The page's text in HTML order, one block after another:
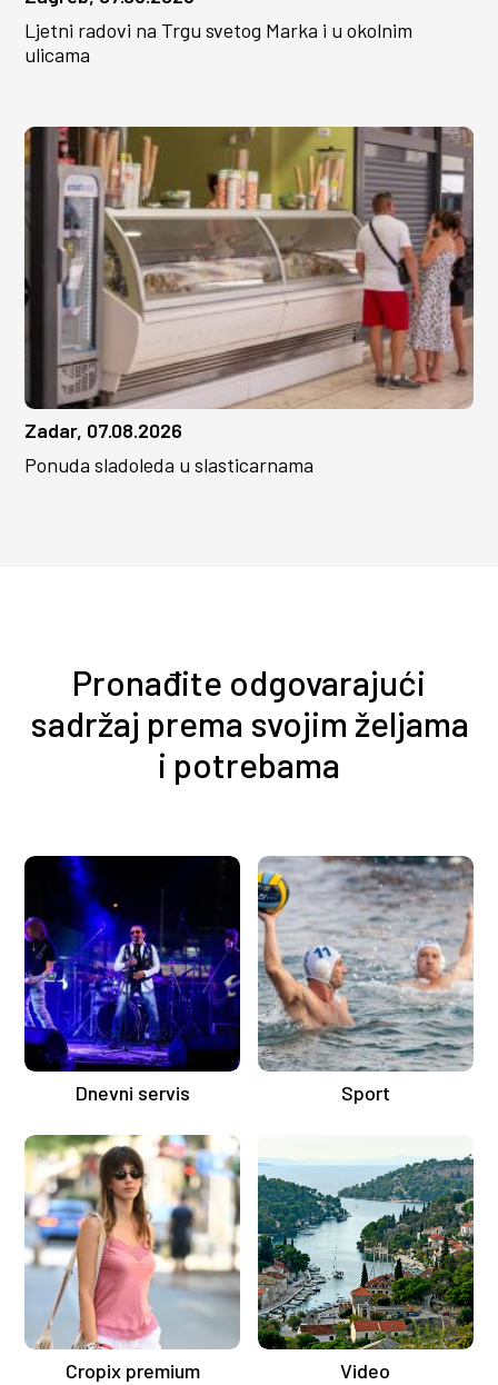
Ljetni radovi na Trgu svetog Marka i u okolnim
ulicama
Zadar, 07.08.2026
Ponuda sladoleda u slasticarnama
Pronađite odgovarajući
sadržaj prema svojim željama
i potrebama
Dnevni servis Sport
Cropix premium Video